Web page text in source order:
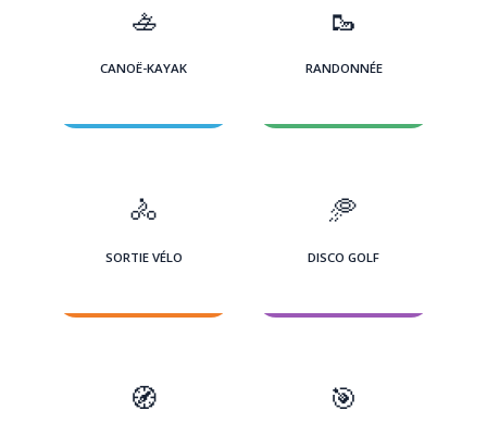
🚣
CANOË-KAYAK
🥾
RANDONNÉE
🚴
SORTIE VÉLO
🥏
DISCO GOLF
🧭 🎯